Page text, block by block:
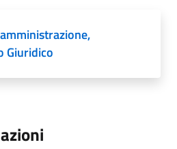
Giuridico